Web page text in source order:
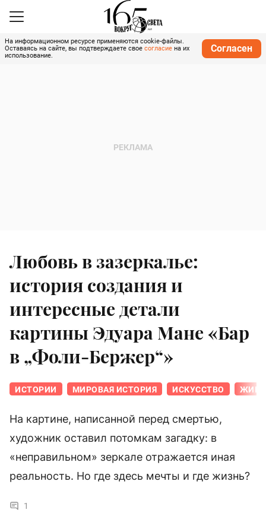
На информационном ресурсе применяются cookie-файлы.
Оставаясь на сайте, вы подтверждаете свое согласие на их
использование.
Согласен
Любовь в зазеркалье:
история создания и
интересные детали
картины Эдуара Мане «Бар
в „Фоли-Бержер“»
ИСТОРИИ МИРОВАЯ ИСТОРИЯ ИСКУССТВО
На картине, написанной перед смертью,
художник оставил потомкам загадку: в
«неправильном» зеркале отражается иная
реальность. Но где здесь мечты и где жизнь?
1